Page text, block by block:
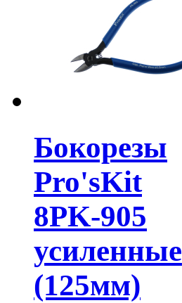
Бокорезы
Pro'sKit
8PK-905
усиленные
(125мм)